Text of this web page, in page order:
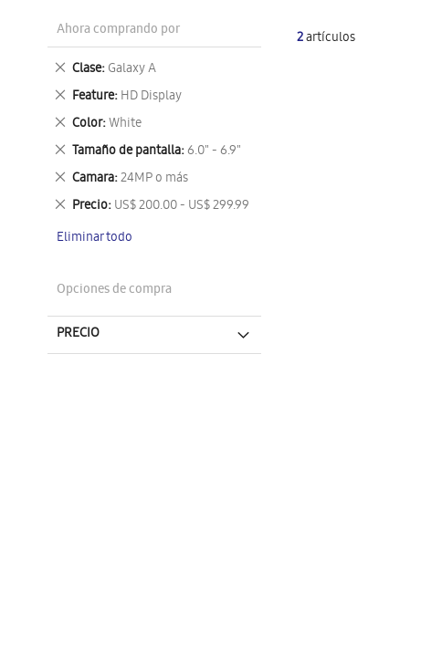
2artículos
Ahora comprando por
Clase Galaxy A
Eliminar
este
artículo
Feature HD Display
Eliminar
este
artículo
Color White
Eliminar
este
artículo
Tamaño de pantalla 6.0" - 6.9"
Eliminar
este
artículo
Camara 24MP o más
Eliminar
este
artículo
Precio US$ 200.00 - US$ 299.99
Eliminar
artículo
Eliminar todo
Opciones de compra
PRECIO